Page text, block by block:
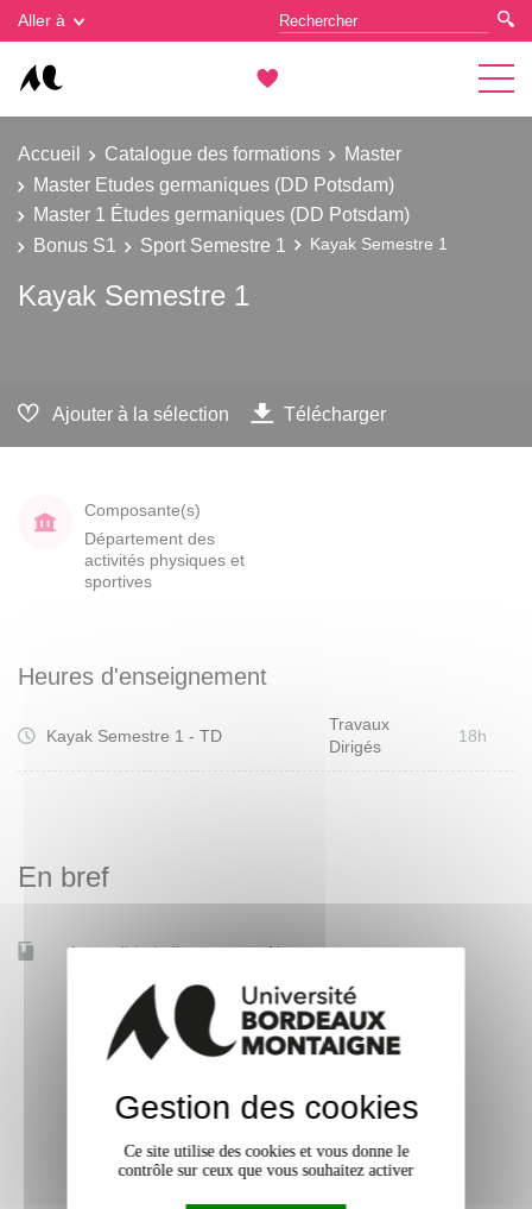
Aller à
Accueil Catalogue des formations
Master
Master Etudes germaniques (DD Potsdam)
Master 1 Études germaniques (DD Potsdam)
Bonus S1
Sport Semestre 1 Kayak Semestre 1
Kayak Semestre 1
Ajouter à la sélection Télécharger
Composante(s)
Département des
activités physiques et
sportives
Heures d'enseignement
Kayak Semestre 1 - TD
Travaux
Dirigés
18h
En bref
Accessible à distance Non
Gestion des cookies
Gestion des cookies
Ce site utilise des cookies et vous donne le
contrôle sur ceux que vous souhaitez activer